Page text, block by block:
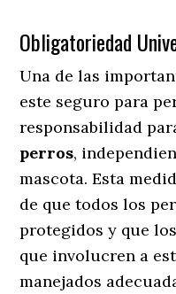
Obligatoriedad
Una de las
este seguro para
responsabilidad
perros,
mascota. Esta
de que todos los
protegidos y que
que involucren a
manejados